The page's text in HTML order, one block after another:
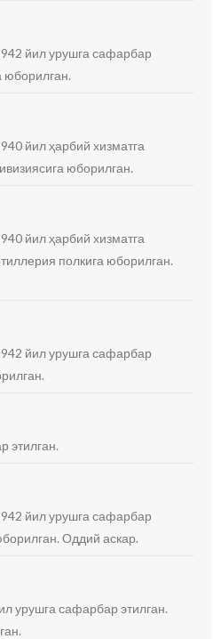
йил урушга сафарбар
юборилган.
йил ҳарбий хизматга
юборилган.
йил ҳарбий хизматга
полкига юборилган.
йил урушга сафарбар
этилган.
йил урушга сафарбар
Оддий аскар.
урушга сафарбар этилган.